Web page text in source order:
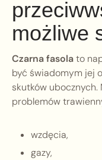
możliwe
Czarna fasolato
być świadomym jej
skutków
problemów
wzdęcia,
gazy,